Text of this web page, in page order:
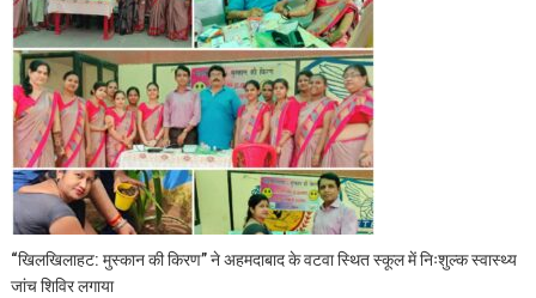
“खिलखिलाहट: मुस्कान की किरण” ने अहमदाबाद के वटवा स्थित स्कूल में निःशुल्क स्वास्थ्य
जांच शिविर लगाया